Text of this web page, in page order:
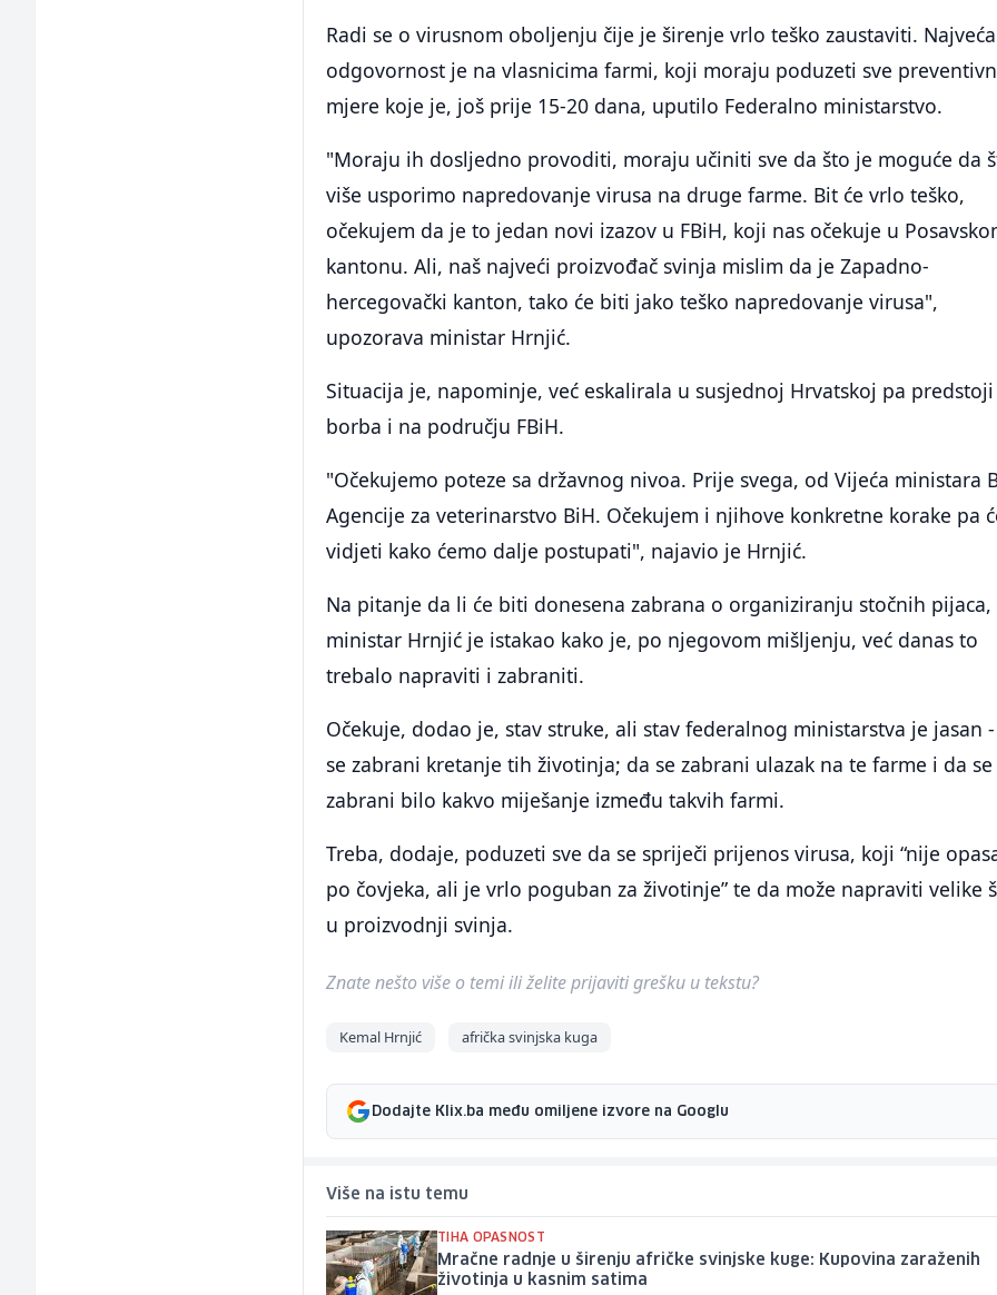
Radi se o virusnom oboljenju čije je širenje vrlo teško zaustaviti. Najveća
odgovornost je na vlasnicima farmi, koji moraju poduzeti sve
mjere koje je, još prije 15-20 dana, uputilo Federalno ministarstvo.
"Moraju ih dosljedno provoditi, moraju učiniti sve da što je moguće da
više usporimo napredovanje virusa na druge farme. Bit će vrlo teško,
očekujem da je to jedan novi izazov u FBiH, koji nas očekuje u
kantonu. Ali, naš najveći proizvođač svinja mislim da je Zapadno-
hercegovački kanton, tako će biti jako teško napredovanje virusa",
upozorava ministar Hrnjić.
Situacija je, napominje, već eskalirala u susjednoj Hrvatskoj pa predstoji
borba i na području FBiH.
"Očekujemo poteze sa državnog nivoa. Prije svega, od Vijeća ministara
Agencije za veterinarstvo BiH. Očekujem i njihove konkretne korake pa
vidjeti kako ćemo dalje postupati", najavio je Hrnjić.
Na pitanje da li će biti donesena zabrana o organiziranju stočnih pijaca,
ministar Hrnjić je istakao kako je, po njegovom mišljenju, već danas to
trebalo napraviti i zabraniti.
Očekuje, dodao je, stav struke, ali stav federalnog ministarstva je jasan
se zabrani kretanje tih životinja; da se zabrani ulazak na te farme i da se
zabrani bilo kakvo miješanje između takvih farmi.
Treba, dodaje, poduzeti sve da se spriječi prijenos virusa, koji “nije
po čovjeka, ali je vrlo poguban za životinje” te da može napraviti velike
u proizvodnji svinja.
Znate nešto više o temi ili želite prijaviti grešku u tekstu?
Kemal Hrnjić afrička svinjska kuga
Dodajte Klix.ba među omiljene izvore na Googlu
Više na istu temu
TIHA OPASNOST
Mračne radnje u širenju afričke svinjske kuge: Kupovina zaraženih
životinja u kasnim satima